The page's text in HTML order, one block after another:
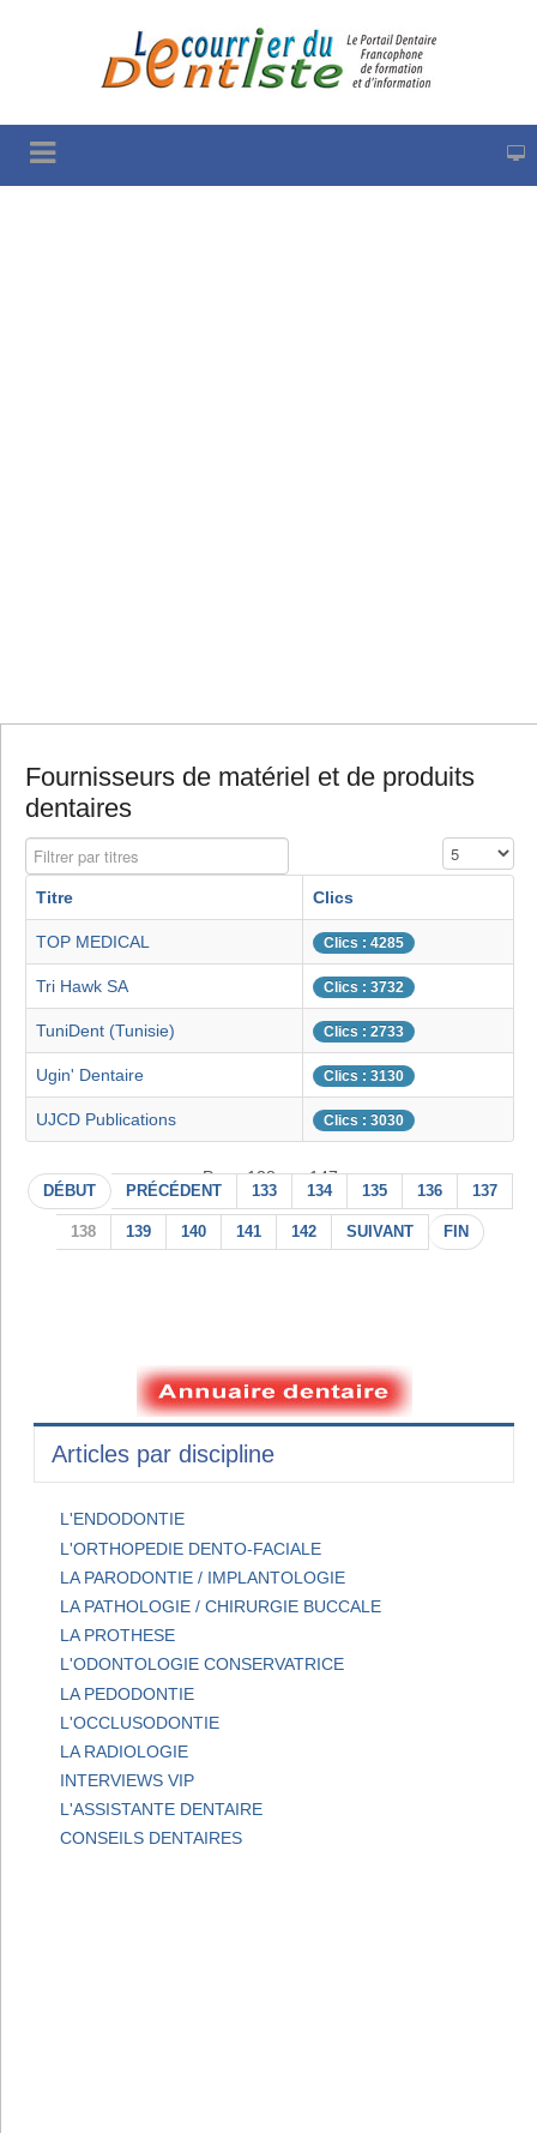
Fournisseurs de matériel et de produits
dentaires
Filtrer par titres Affichage #
Titre Clics
TOP MEDICAL Clics : 4285
Tri Hawk SA Clics : 3732
TuniDent (Tunisie) Clics : 2733
Ugin' Dentaire Clics : 3130
UJCD Publications Clics : 3030
Page 138 sur 147
DÉBUT PRÉCÉDENT 133 134 135 136 137
138 139 140 141 142 SUIVANT FIN
Articles par discipline
L'ENDODONTIE
L'ORTHOPEDIE DENTO-FACIALE
LA PARODONTIE / IMPLANTOLOGIE
LA PATHOLOGIE / CHIRURGIE BUCCALE
LA PROTHESE
L'ODONTOLOGIE CONSERVATRICE
LA PEDODONTIE
L'OCCLUSODONTIE
LA RADIOLOGIE
INTERVIEWS VIP
L'ASSISTANTE DENTAIRE
CONSEILS DENTAIRES